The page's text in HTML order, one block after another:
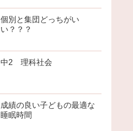
個別と集団どっちがい
い？？？
中2 理科社会
成績の良い子どもの最適な
睡眠時間